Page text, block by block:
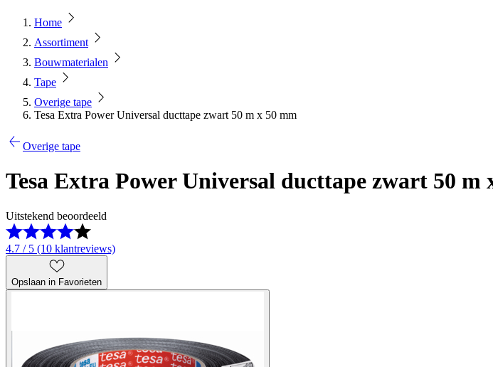
Home
Assortiment
Bouwmaterialen
Tape
Overige tape
Tesa Extra Power Universal ducttape zwart 50 m x 50 mm
Overige tape
Tesa Extra Power Universal ducttape zwart 50 m
Uitstekend beoordeeld
4.7 / 5 (10 klantreviews)
Opslaan in Favorieten